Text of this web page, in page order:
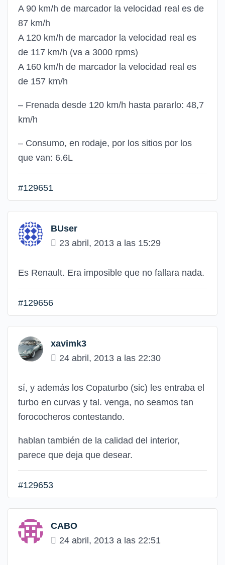
A 90 km/h de marcador la velocidad real es de
87 km/h
A 120 km/h de marcador la velocidad real es
de 117 km/h (va a 3000 rpms)
A 160 km/h de marcador la velocidad real es
de 157 km/h
– Frenada desde 120 km/h hasta pararlo: 48,7
km/h
– Consumo, en rodaje, por los sitios por los
que van: 6.6L
#129651
BUser
23 abril, 2013 a las 15:29
Es Renault. Era imposible que no fallara nada.
#129656
xavimk3
24 abril, 2013 a las 22:30
sí, y además los Copaturbo (sic) les entraba el
turbo en curvas y tal. venga, no seamos tan
forococheros contestando.
hablan también de la calidad del interior,
parece que deja que desear.
#129653
CABO
24 abril, 2013 a las 22:51